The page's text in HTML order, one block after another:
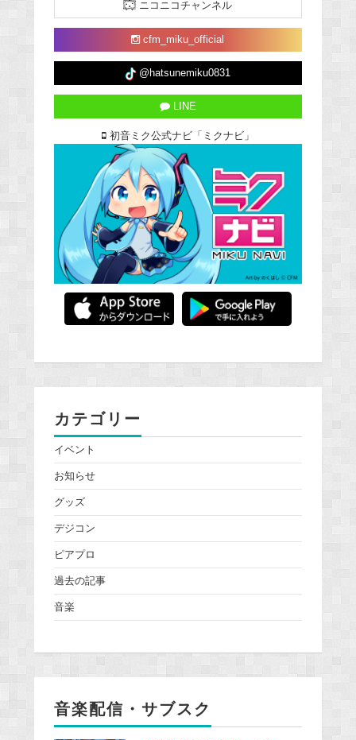
ニコニコチャンネル
cfm_miku_official
@hatsunemiku0831
LINE
初音ミク公式ナビ「ミクナビ」
カテゴリー
イベント
お知らせ
グッズ
デジコン
ピアプロ
過去の記事
音楽
音楽配信・サブスク